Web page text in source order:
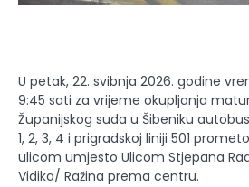
U petak, 22. svibnja 2026. godine
9:45 sati za vrijeme okupljanja
Županijskog suda u Šibeniku
1, 2, 3, 4 i prigradskoj liniji 501
ulicom umjesto Ulicom Stjepana
Vidika/ Ražina prema centru.